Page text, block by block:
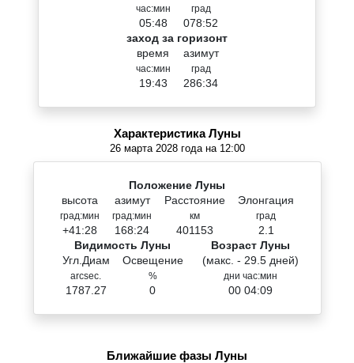
час:мин
05:48
град
078:52
заход за горизонт
время
час:мин
19:43
азимут
град
286:34
Характеристика Луны
26 марта 2028 года на 12:00
Положение Луны
высота
град:мин
+41:28
азимут
град:мин
168:24
Расстояние
км
401153
Элонгация
град
2.1
Видимость Луны
Угл.Диам
arcsec.
1787.27
Освещение
%
0
Возраст Луны
(макс. - 29.5 дней)
дни час:мин
00 04:09
Ближайшие фазы Луны